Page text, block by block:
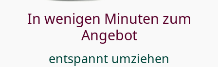
In wenigen Minuten zum
Angebot
entspannt umziehen